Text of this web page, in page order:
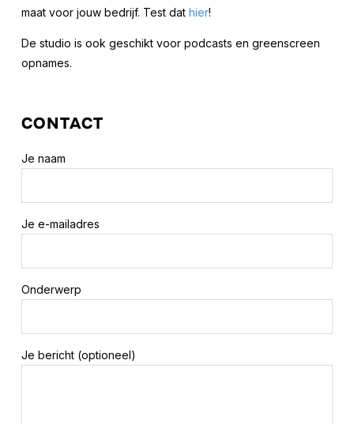
maat voor jouw bedrijf. Test dat hier!
De studio is ook geschikt voor podcasts en greenscreen
opnames.
CONTACT
Je naam
Je e-mailadres
Onderwerp
Je bericht (optioneel)